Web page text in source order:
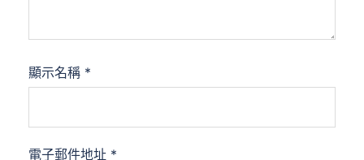
顯示名稱 *
電子郵件地址 *